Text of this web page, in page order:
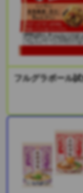
フルグラボール